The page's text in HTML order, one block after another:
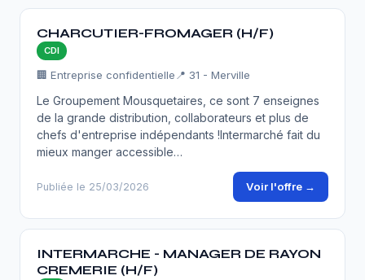
CHARCUTIER-FROMAGER (H/F)
CDI
🏢 Entreprise confidentielle 📍 31 - Merville
Le Groupement Mousquetaires, ce sont 7 enseignes
de la grande distribution, collaborateurs et plus de
chefs d'entreprise indépendants !Intermarché fait du
mieux manger accessible…
Publiée le 25/03/2026 Voir l'offre →
INTERMARCHE - MANAGER DE RAYON
CREMERIE (H/F)